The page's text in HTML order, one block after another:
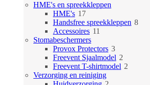
HME's en spreekkleppen
HME's 1717
producten
Handsfree spreekkleppen 88
Accessoires 11
Stomabeschermers
Provox Protectors 33
producten
Freevent Sjaalmodel 2
producten
Freevent T-shirtmodel 2
Verzorging en reiniging